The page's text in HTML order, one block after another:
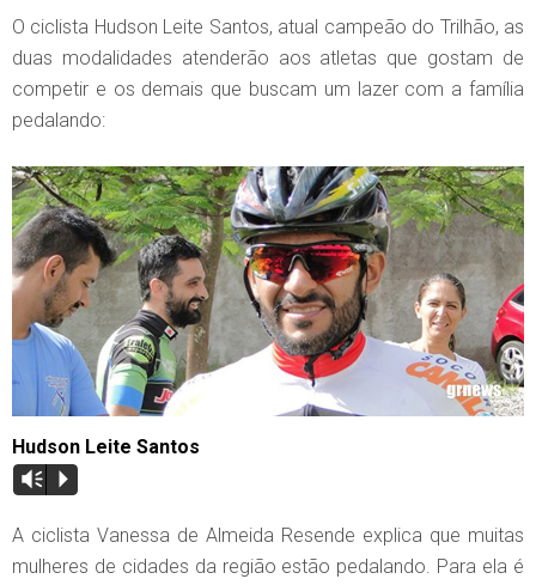
O ciclista Hudson Leite Santos, atual campeão do Trilhão, as
duas modalidades atenderão aos atletas que gostam de
competir e os demais que buscam um lazer com a família
pedalando:
Hudson Leite Santos
Vm P
A ciclista Vanessa de Almeida Resende explica que muitas
mulheres de cidades da região estão pedalando. Para ela é